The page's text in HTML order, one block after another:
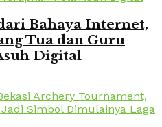
Bahaya Internet,
Tua dan Guru
Digital